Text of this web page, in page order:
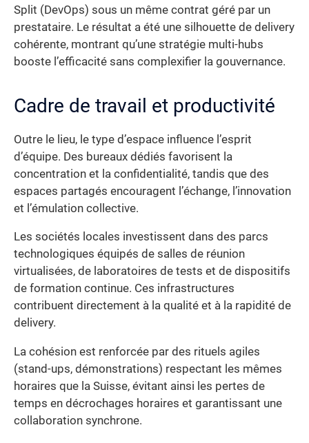
Split (DevOps) sous un même contrat géré par un
prestataire. Le résultat a été une silhouette de delivery
cohérente, montrant qu’une stratégie multi-hubs
booste l’efficacité sans complexifier la gouvernance.
Cadre de travail et productivité
Outre le lieu, le type d’espace influence l’esprit
d’équipe. Des bureaux dédiés favorisent la
concentration et la confidentialité, tandis que des
espaces partagés encouragent l’échange, l’innovation
et l’émulation collective.
Les sociétés locales investissent dans des parcs
technologiques équipés de salles de réunion
virtualisées, de laboratoires de tests et de dispositifs
de formation continue. Ces infrastructures
contribuent directement à la qualité et à la rapidité de
delivery.
La cohésion est renforcée par des rituels agiles
(stand-ups, démonstrations) respectant les mêmes
horaires que la Suisse, évitant ainsi les pertes de
temps en décrochages horaires et garantissant une
collaboration synchrone.